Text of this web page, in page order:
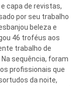
capa de revistas,
por seu trabalho
beleza e
46 troféus aos
trabalho de
sequência, foram
profissionais que
da noite,